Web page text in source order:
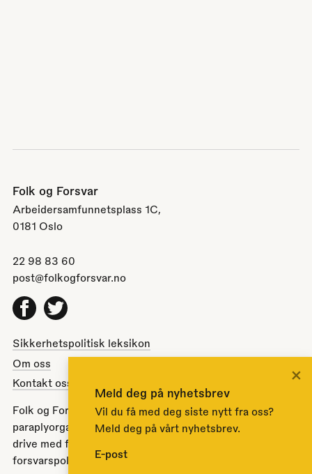
Folk og Forsvar
Arbeidersamfunnetsplass 1C,
0181 Oslo
22 98 83 60
post@folkogforsvar.no
Facebook
Twitter
Sikkerhetspolitisk leksikon
Om oss
Kontakt oss
Folk og Forsvar er en partipolitisk nøytral
paraplyorganisasjon opprettet av Stortinget i 1951 for å
drive med folkeopplysning om norsk sikkerhets- og
forsvarspolitikk.
Meld deg på nyhetsbrev
Vil du få med deg siste nytt fra oss?
Meld deg på vårt nyhetsbrev.
E-post
×